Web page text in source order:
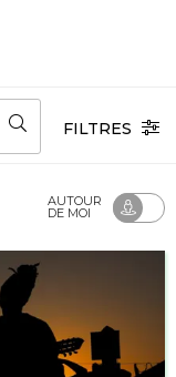
FILTRES
AUTOUR
DE MOI